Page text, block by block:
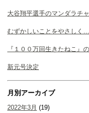
大谷翔平選手のマンダラチ
むずかしいことをやさしく…
『１００万回生きたねこ』
新元号決定
月別アーカイブ
2022年3月 (19)